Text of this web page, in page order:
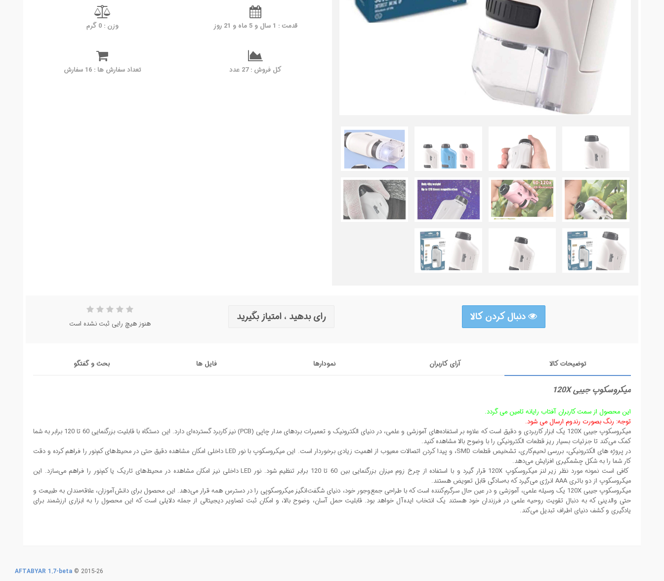
قدمت : 1 سال و 5 ماه و 21 روز وزن : 0 گرم
کل فروش : 27 عدد تعداد سفارش ها : 16 سفارش
هنوز هیچ رایی ثبت نشده است
رای بدهید ، امتیاز بگیرید دنبال کردن کالا
توضیحات کالا آرای کاربران نمودارها فایل ها بحث و گفتگو
میکروسکوپ جیبی 120X
این محصول از سمت کاربران آفتاب رایانه تامین می گردد.
توجه: رنگ بصورت رندوم ارسال می شود.
میکروسکوپ جیبی 120X یک ابزار کاربردی و دقیق است که علاوه بر استفاده‌های آموزشی و علمی، در دنیای الکترونیک و تعمیرات بردهای مدار چاپی (PCB) نیز کاربرد گسترده‌ای دارد. این دستگاه با قابلیت بزرگنمایی 60 تا 120 برابر به شما
کمک می‌کند تا جزئیات بسیار ریز قطعات الکترونیکی را با وضوح بالا مشاهده کنید.
در پروژه های الکترونیکی، بررسی لحیم‌کاری، تشخیص قطعات SMD، و پیدا کردن اتصالات معیوب از اهمیت زیادی برخوردار است. این میکروسکوپ با نور LED داخلی امکان مشاهده دقیق حتی در محیط‌های کم‌نور را فراهم کرده و دقت
کار شما را به شکل چشمگیری افزایش می‌دهد.
کافی است نمونه مورد نظر زیر لنز میکروسکوپ 120X قرار گیرد و با استفاده از چرخ زوم میزان بزرگنمایی بین 60 تا 120 برابر تنظیم شود. نور LED داخلی نیز امکان مشاهده در محیط‌های تاریک یا کم‌نور را فراهم می‌سازد. این
میکروسکوپ از دو باتری AAA انرژی می‌گیرد که به‌سادگی قابل تعویض هستند.
میکروسکوپ جیبی 120X یک وسیله علمی، آموزشی و در عین حال سرگرم‌کننده است که با طراحی جمع‌وجور خود، دنیای شگفت‌انگیز میکروسکوپی را در دسترس همه قرار می‌دهد. این محصول برای دانش‌آموزان، علاقه‌مندان به طبیعت و
حتی والدینی که به دنبال تقویت روحیه علمی در فرزندان خود هستند یک انتخاب ایده‌آل خواهد بود. قابلیت حمل آسان، وضوح بالا، و امکان ثبت تصاویر دیجیتالی از جمله دلایلی است که این محصول را به ابزاری ارزشمند برای
یادگیری و کشف دنیای اطراف تبدیل می‌کند.
AFTABYAR 1.7-beta © 2015-26